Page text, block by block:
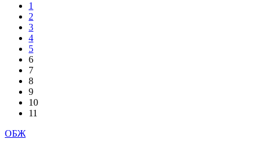
1
2
3
4
5
6
7
8
9
10
11
ОБЖ